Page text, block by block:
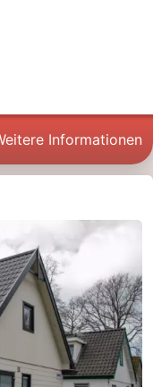
Informationen